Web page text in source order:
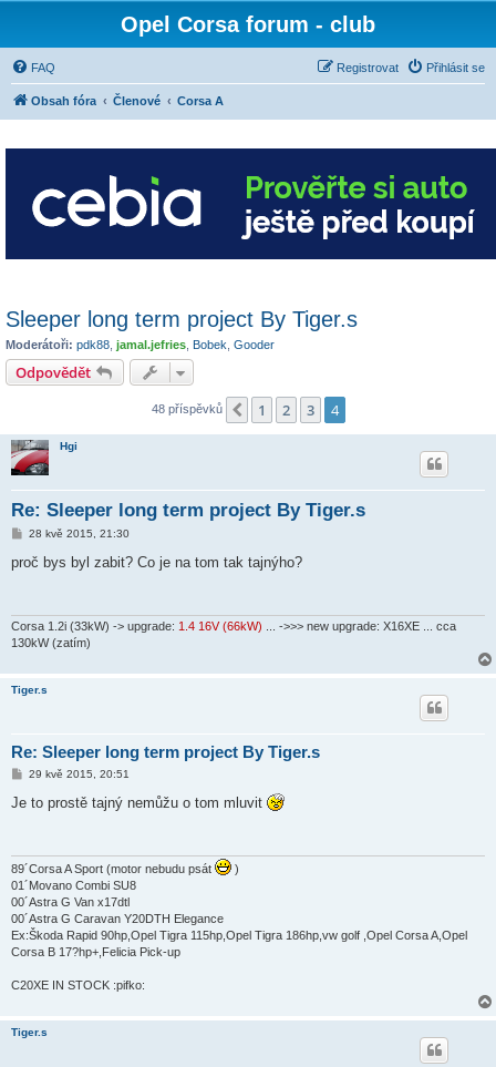
Opel Corsa forum - club
FAQ Přihlásit se
Registrovat
Obsah fóra Členové Corsa A
Sleeper long term project By Tiger.s
Moderátoři: pdk88 jamal.jefries Bobek Gooder
Odpovědět
48 příspěvků Předchozí
1 2 3 4
Hgi
Re: Sleeper long term project By Tiger.s
P
í
e
k
28 kvě 2015, 21:30
proč bys byl zabit? Co je na tom tak tajnýho?
Corsa 1.2i (33kW) -> upgrade: 1.4 16V (66kW) ... ->>> new upgrade: X16XE ... cca
130kW (zatím)
Tiger.s
Re: Sleeper long term project By Tiger.s
P
í
e
k
29 kvě 2015, 20:51
Je to prostě tajný nemůžu o tom mluvit
89´Corsa A Sport (motor nebudu psát
)
01´Movano Combi SU8
00´Astra G Van x17dtl
00´Astra G Caravan Y20DTH Elegance
Ex:Škoda Rapid 90hp,Opel Tigra 115hp,Opel Tigra 186hp,vw golf ,Opel Corsa A,Opel
Corsa B 17?hp+,Felicia Pick-up
C20XE IN STOCK :pifko:
Tiger.s